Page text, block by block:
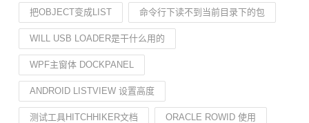
把OBJECT变成LIST 命令行下读不到当前目录下的包
WILL USB LOADER是干什么用的
WPF主窗体 DOCKPANEL
ANDROID LISTVIEW 设置高度
测试工具HITCHHIKER文档 ORACLE ROWID 使用